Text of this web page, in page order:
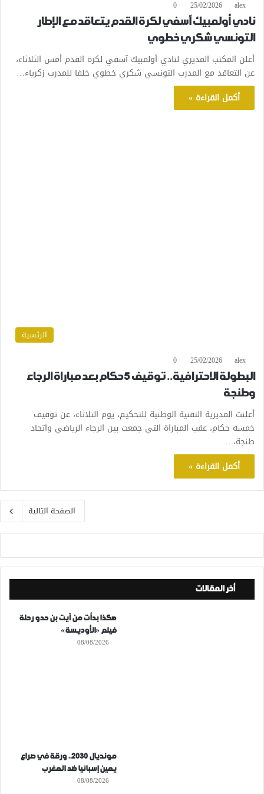
alex
25/02/2026
0
نادي أولمبيك آسفي لكرة القدم يتعاقد مع الإطار
التونسي شكري خطوي
أعلن المكتب المديري لنادي أولمبيك آسفي لكرة القدم أمس الثلاثاء،
عن التعاقد مع المدرب التونسي شكري خطوي خلفا للمدرب زكرياء…
أكمل القراءة »
الرئسية
alex
25/02/2026
0
البطولة الاحترافية.. توقيف 5 حكام بعد مباراة الرجاء
وطنجة
أعلنت المديرية التقنية الوطنية للتحكيم، يوم الثلاثاء، عن توقيف
خمسة حكام، عقب المباراة التي جمعت بين الرجاء الرياضي واتحاد
طنجة،…
أكمل القراءة »
الصفحة التالية
أخر المقالات
هكذا بدأت من آيت بن حدو رحلة
فيلم «الأوديسة»
08/08/2026
مونديال 2030.. ورقة في صراع
يمين إسبانيا ضد المغرب
08/08/2026